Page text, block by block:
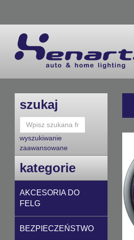
szukaj
wyszukiwanie
zaawansowane
kategorie
AKCESORIA DO
FELG
BEZPIECZEŃSTWO